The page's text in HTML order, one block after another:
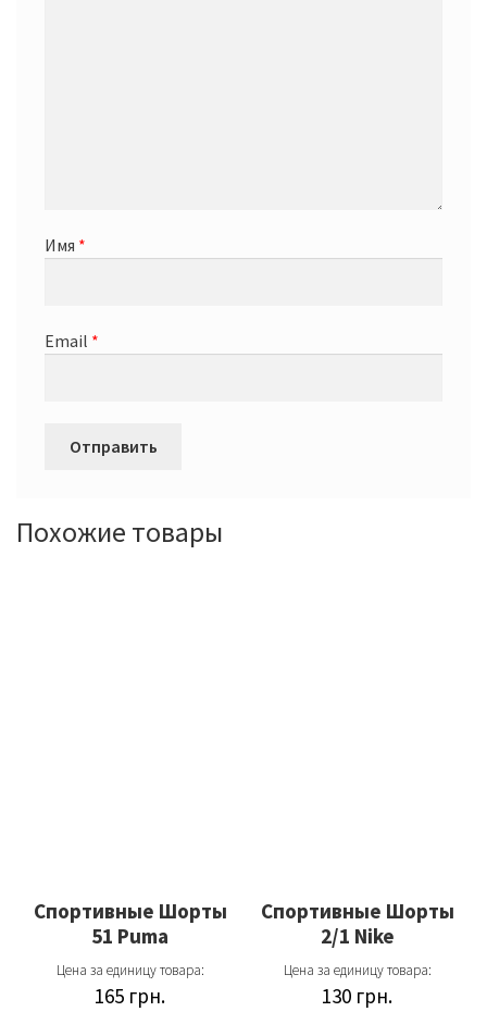
Имя *
Email *
Похожие товары
Спортивные Шорты
51 Puma
Цена за единицу товара:
165 грн.
Спортивные Шорты
2/1 Nike
Цена за единицу товара:
130 грн.